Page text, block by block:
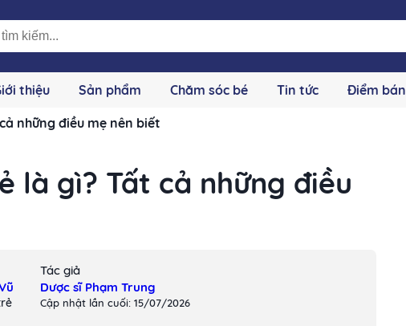
thiệu Sản phẩm Chăm sóc bé Tin tức Điểm bán
những điều mẹ nên biết
là gì? Tất cả những điều
Tác giả
Dược sĩ Phạm Trung
Cập nhật lần cuối: 15/07/2026